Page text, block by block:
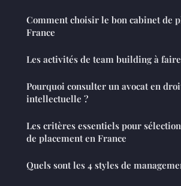
Comment choisir le bon cabinet de
France
Les activités de team building à
Pourquoi consulter un avocat en
intellectuelle ?
Les critères essentiels pour
de placement en France
Quels sont les 4 styles de